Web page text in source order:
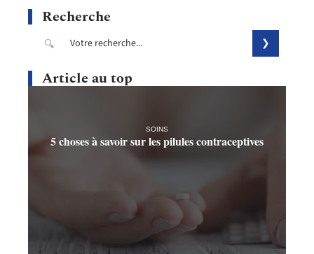
Recherche
Article au top
SOINS
5 choses à savoir sur les pilules contraceptives